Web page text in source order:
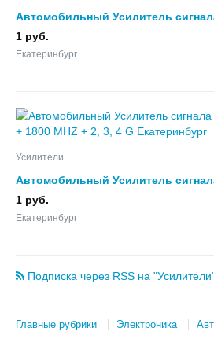
Автомобильный Усилитель
MHZ
1 руб.
Екатеринбург
Усилители
Автомобильный Усилитель
MHZ + 1800 MHZ + 2, 3, 4 G
1 руб.
Екатеринбург
Подписка через RSS на
Главные рубрики Электроника